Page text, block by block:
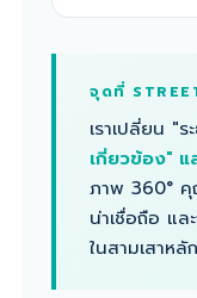
จุดที่
เราเปลี่ยน "ร
เกี่ยวข้อง" แ
ภาพ 360°
น่าเชื่อถือ แ
ในสามเสาหลั